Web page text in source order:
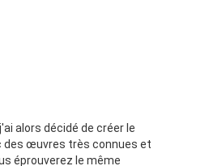
alors décidé de créer le
des œuvres très connues et
éprouverez le même